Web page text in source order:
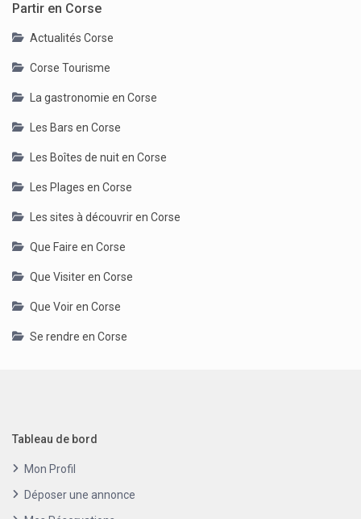
Partir en Corse
Actualités Corse
Corse Tourisme
La gastronomie en Corse
Les Bars en Corse
Les Boîtes de nuit en Corse
Les Plages en Corse
Les sites à découvrir en Corse
Que Faire en Corse
Que Visiter en Corse
Que Voir en Corse
Se rendre en Corse
Tableau de bord
Mon Profil
Déposer une annonce